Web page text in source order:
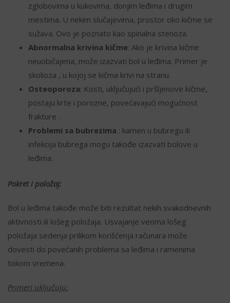
zglobovima u kukovima, donjim leđima i drugim
mestima. U nekim slučajevima, prostor oko kičme se
sužava. Ovo je poznato kao spinalna stenoza.
Abnormalna krivina kičme: Ako je krivina kičme
neuobičajena, može izazvati bol u leđima. Primer je
skolioza , u kojoj se kičma krivi na stranu.
Osteoporoza: Kosti, uključujući i pršljenove kičme,
postaju krte i porozne, povećavajući mogućnost
frakture .
Problemi sa bubrezima : kamen u bubregu ili
infekcija bubrega mogu takođe izazvati bolove u
leđima.
Pokret i položaj:
Bol u leđima takođe može biti rezultat nekih svakodnevnih
aktivnosti ili lošeg položaja. Usvajanje veoma lošeg
položaja sedenja prilikom korišćenja računara može
dovesti do povećanih problema sa leđima i ramenima
tokom vremena.
Primeri uključuju: